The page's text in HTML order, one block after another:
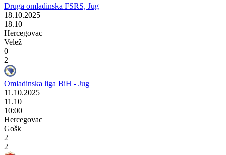
Druga omladinska FSRS, Jug
18.10.2025
18.10
Hercegovac
Velež
0
2
Omladinska liga BiH - Jug
11.10.2025
11.10
10:00
Hercegovac
Gošk
2
2